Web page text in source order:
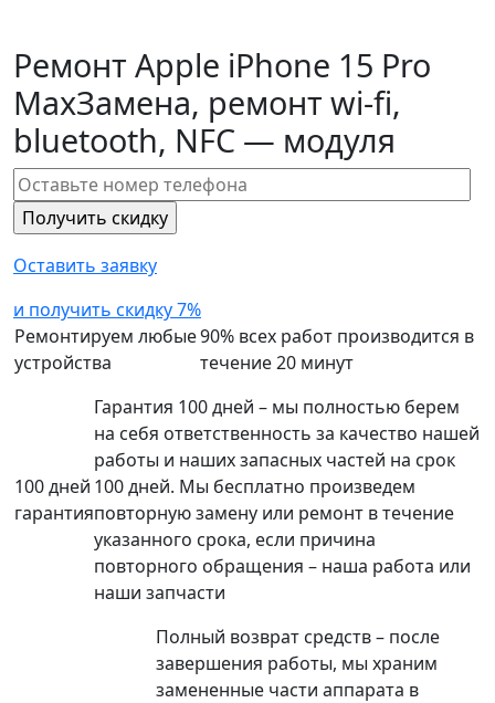
Ремонт Apple iPhone 15 Pro
MaxЗамена, ремонт wi-fi,
bluetooth, NFC — модуля
Оставить заявку
и получить скидку 7%
Ремонтируем любые
устройства
90% всех работ производится в
течение 20 минут
100 дней
гарантия
Гарантия 100 дней – мы полностью берем
на себя ответственность за качество нашей
работы и наших запасных частей на срок
100 дней. Мы бесплатно произведем
повторную замену или ремонт в течение
указанного срока, если причина
повторного обращения – наша работа или
наши запчасти
Полный возврат средств – после
завершения работы, мы храним
замененные части аппарата в